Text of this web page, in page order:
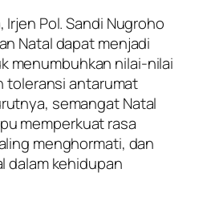
Irjen Pol. Sandi Nugroho
Natal dapat menjadi
menumbuhkan nilai-nilai
toleransi antarumat
semangat Natal
memperkuat rasa
menghormati, dan
dalam kehidupan